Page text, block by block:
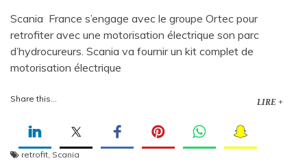
Scania France s’engage avec le groupe Ortec pour
retrofiter avec une motorisation électrique son parc
d’hydrocureurs. Scania va fournir un kit complet de
motorisation électrique
Share this... LIRE +
retrofit, Scania